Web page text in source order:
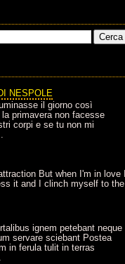
NESPOLE
il giorno così
primavera non facesse
corpi e se tu non mi
But when I'm in love I
it and I clinch myself to the
ignem petebant neque
servare sciebant Postea
in ferula tulit in terras